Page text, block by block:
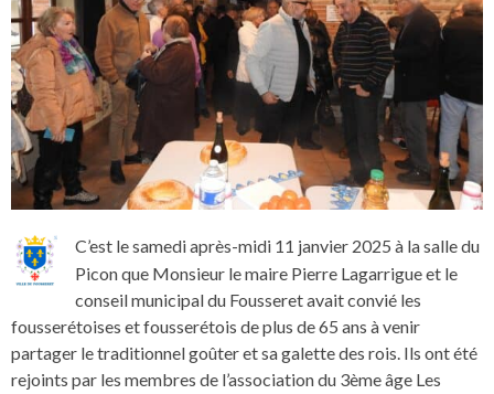
C’est le samedi après-midi 11 janvier 2025 à la salle du
Picon que Monsieur le maire Pierre Lagarrigue et le
conseil municipal du Fousseret avait convié les
fousserétoises et fousserétois de plus de 65 ans à venir
partager le traditionnel goûter et sa galette des rois. Ils ont été
rejoints par les membres de l’association du 3ème âge Les